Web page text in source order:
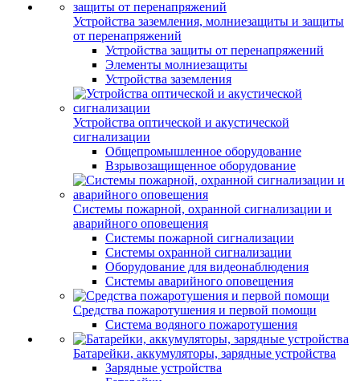
Устройства заземления, молниезащиты и защиты
от перенапряжений
Устройства защиты от перенапряжений
Элементы молниезащиты
Устройства заземления
Устройства оптической и акустической
сигнализации
Общепромышленное оборудование
Взрывозащищенное оборудование
Системы пожарной, охранной сигнализации и
аварийного оповещения
Системы пожарной сигнализации
Системы охранной сигнализации
Оборудование для видеонаблюдения
Системы аварийного оповещения
Средства пожаротушения и первой помощи
Система водяного пожаротушения
Батарейки, аккумуляторы, зарядные устройства
Зарядные устройства